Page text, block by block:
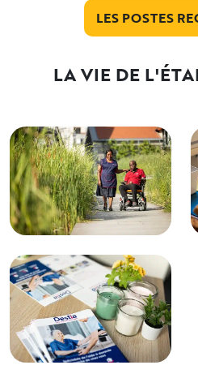
LES POSTES
LA VIE DE